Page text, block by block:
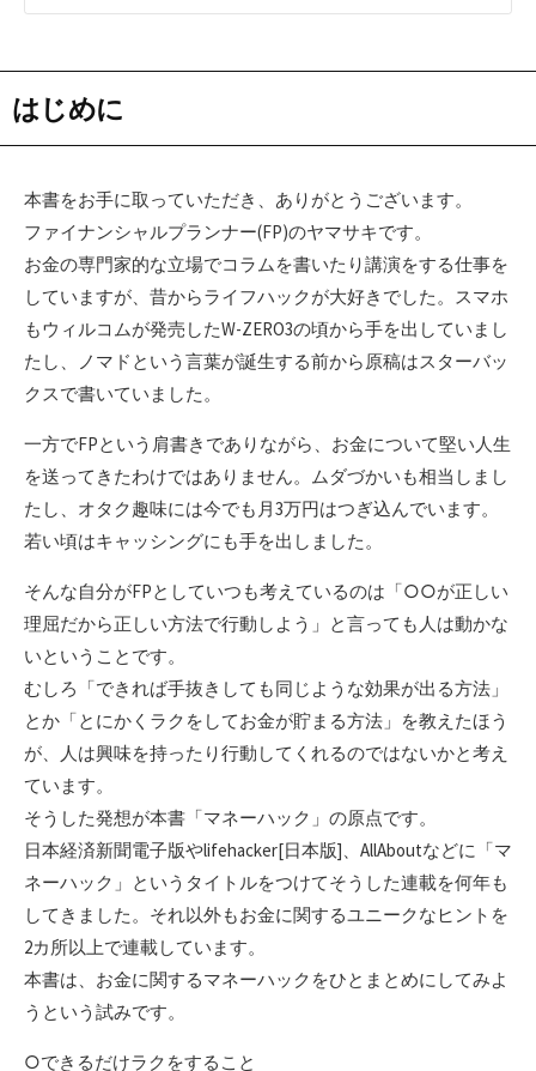
はじめに
本書をお手に取っていただき、ありがとうございます。
ファイナンシャルプランナー(FP)のヤマサキです。
お金の専門家的な立場でコラムを書いたり講演をする仕事を
していますが、昔からライフハックが大好きでした。スマホ
もウィルコムが発売したW-ZERO3の頃から手を出していまし
たし、ノマドという言葉が誕生する前から原稿はスターバッ
クスで書いていました。
一方でFPという肩書きでありながら、お金について堅い人生
を送ってきたわけではありません。ムダづかいも相当しまし
たし、オタク趣味には今でも月3万円はつぎ込んでいます。
若い頃はキャッシングにも手を出しました。
そんな自分がFPとしていつも考えているのは「○○が正しい
理屈だから正しい方法で行動しよう」と言っても人は動かな
いということです。
むしろ「できれば手抜きしても同じような効果が出る方法」
とか「とにかくラクをしてお金が貯まる方法」を教えたほう
が、人は興味を持ったり行動してくれるのではないかと考え
ています。
そうした発想が本書「マネーハック」の原点です。
日本経済新聞電子版やlifehacker[日本版]、AllAboutなどに「マ
ネーハック」というタイトルをつけてそうした連載を何年も
してきました。それ以外もお金に関するユニークなヒントを
2カ所以上で連載しています。
本書は、お金に関するマネーハックをひとまとめにしてみよ
うという試みです。
○できるだけラクをすること